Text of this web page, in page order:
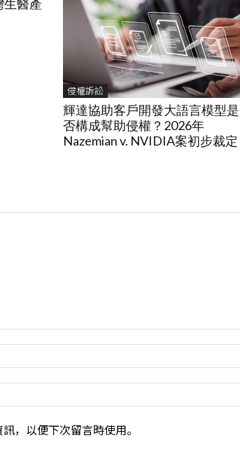
生醫產
侵權訴訟
輝達協助客戶開發大語言模型是
否構成幫助侵權？2026年
Nazemian v. NVIDIA案初步裁定
，以便下次留言時使用。